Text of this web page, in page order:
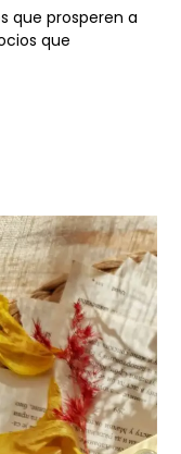
que prosperen a
que